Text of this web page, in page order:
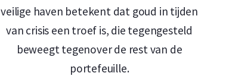
veilige haven betekent dat goud in tijden
van crisis een troef is, die tegengesteld
beweegt tegenover de rest van de
portefeuille.